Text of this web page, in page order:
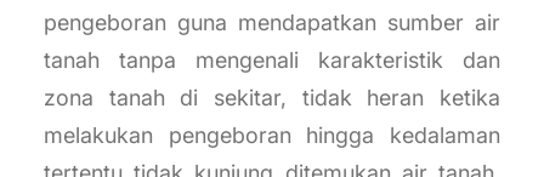
pengeboran guna mendapatkan sumber air
tanah tanpa mengenali karakteristik dan
zona tanah di sekitar, tidak heran ketika
melakukan pengeboran hingga kedalaman